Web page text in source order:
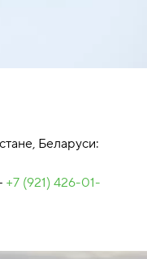
Беларуси:
+7 (921) 426-01-